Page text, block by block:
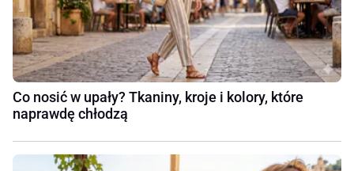
Co nosić w upały? Tkaniny, kroje i kolory, które
naprawdę chłodzą